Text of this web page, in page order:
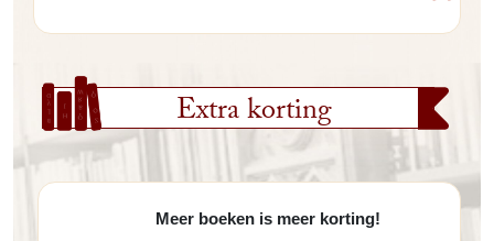
Extra korting
Meer boeken is meer korting!